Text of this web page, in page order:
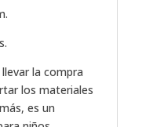
la compra
los materiales
es un